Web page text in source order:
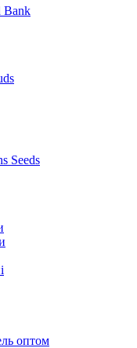
Bank
Seeds
оптом